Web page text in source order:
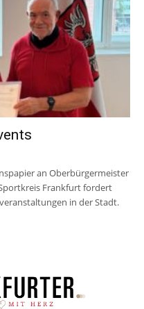
an Oberbürgermeister
Sportkreis Frankfurt fordert
in der Stadt.